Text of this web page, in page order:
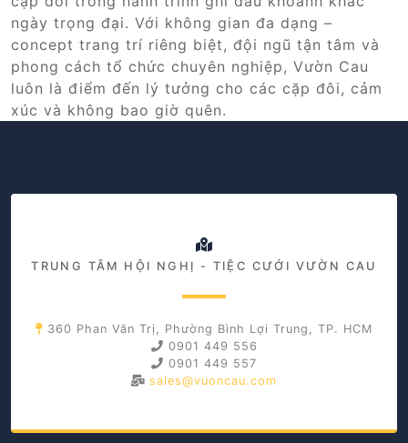
ngày trọng đại. Với không gian đa dạng –
concept trang trí riêng biệt, đội ngũ tận tâm và
phong cách tổ chức chuyên nghiệp, Vườn Cau
luôn là điểm đến lý tưởng cho các cặp đôi, cảm
xúc và không bao giờ quên.
TRUNG TÂM HỘI NGHỊ - TIỆC CƯỚI VƯỜN CAU
360 Phan Văn Trị, Phường Bình Lợi Trung, TP. HCM
0901 449 556
0901 449 557
sales@vuoncau.com